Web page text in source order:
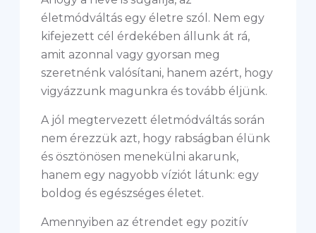
életmódváltás egy életre szól. Nem egy
kifejezett cél érdekében állunk át rá,
amit azonnal vagy gyorsan meg
szeretnénk valósítani, hanem azért, hogy
vigyázzunk magunkra és tovább éljünk.
A jól megtervezett életmódváltás során
nem érezzük azt, hogy rabságban élünk
és ösztönösen menekülni akarunk,
hanem egy nagyobb víziót látunk: egy
boldog és egészséges életet.
Amennyiben az étrendet egy pozitív